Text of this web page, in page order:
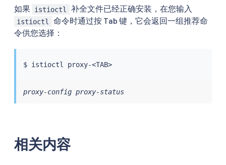
如果 istioctl 补全文件已经正确安装，在您输入
istioctl
命令时通过按 Tab 键，它会返回一组推荐命
令供您选择：
$ istioctl proxy-<TAB>
proxy-config proxy-status
相关内容